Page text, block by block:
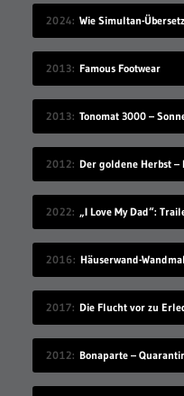
2024
2013 Famous Footwear
2013 Tonomat 3000 –
2012 Der goldene Herbst –
2022
2016 Häuserwand-
2017
2012 Bonaparte –